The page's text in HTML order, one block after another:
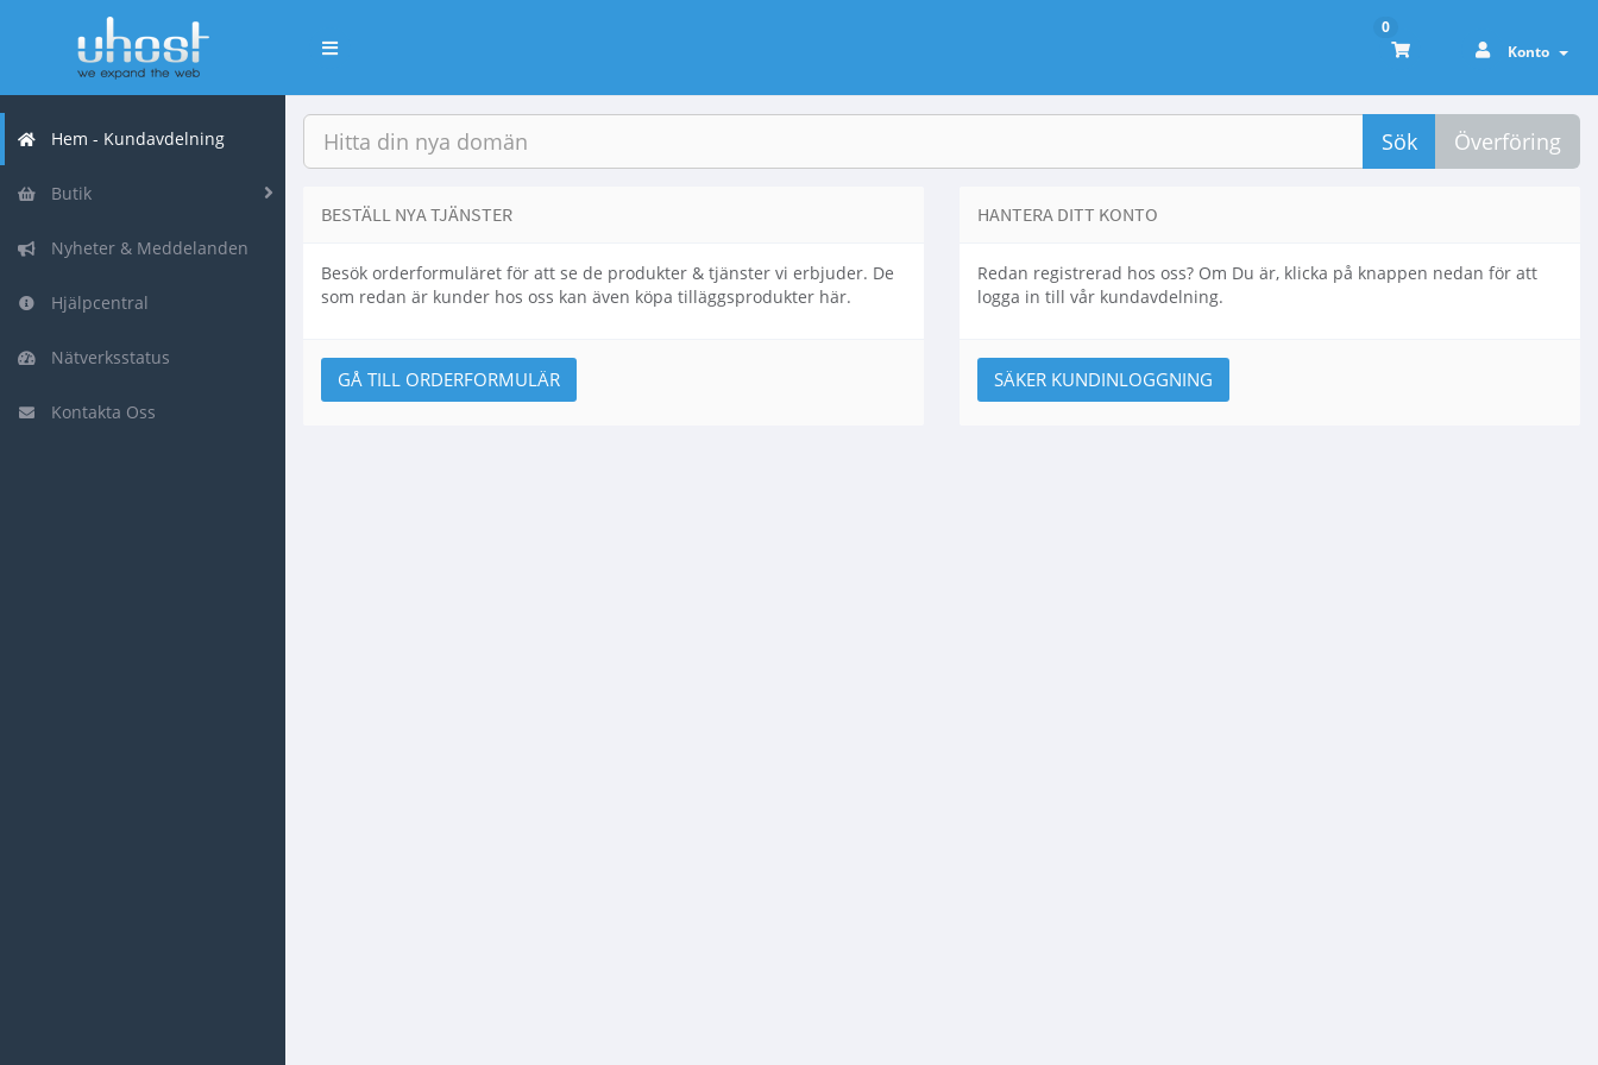
Växla
0
Konto
Hem - Kundavdelning
Butik
Nyheter & Meddelanden
Hjälpcentral
Nätverksstatus
Kontakta Oss
Sök Överföring
BESTÄLL NYA TJÄNSTER
Besök orderformuläret för att se de produkter & tjänster vi erbjuder. De
som redan är kunder hos oss kan även köpa tilläggsprodukter här.
GÅ TILL ORDERFORMULÄR
HANTERA DITT KONTO
Redan registrerad hos oss? Om Du är, klicka på knappen nedan för att
logga in till vår kundavdelning.
SÄKER KUNDINLOGGNING